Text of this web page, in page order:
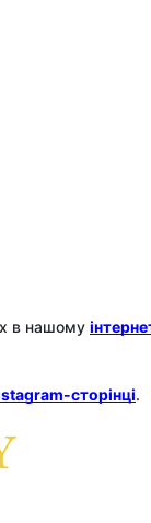
в нашому
сторінці.